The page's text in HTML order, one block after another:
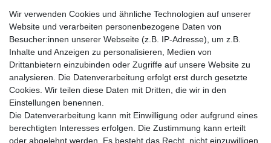
Zahlungsarten
Informationen
Werbung
Links
Vertrag widerrufen
*außer Sonderartikel + Porto; keine Kombination mit
Wir verwenden Cookies und ähnliche Technologien auf unserer
Website und verarbeiten personenbezogene Daten von
Besucher:innen unserer Webseite (z.B. IP-Adresse), um z.B.
Inhalte und Anzeigen zu personalisieren, Medien von
Drittanbietern einzubinden oder Zugriffe auf unsere Website zu
analysieren. Die Datenverarbeitung erfolgt erst durch gesetzte
Cookies. Wir teilen diese Daten mit Dritten, die wir in den
Einstellungen benennen.
Die Datenverarbeitung kann mit Einwilligung oder aufgrund eines
berechtigten Interesses erfolgen. Die Zustimmung kann erteilt
oder abgelehnt werden. Es besteht das Recht, nicht einzuwilligen